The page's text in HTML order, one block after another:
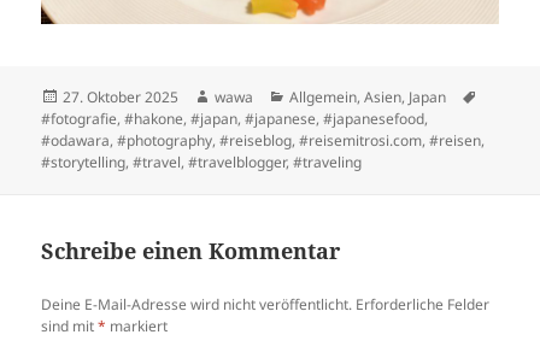
Posted
on
27. Oktober 2025 Author
wawa Categories
Allgemein,Asien, Japan
#fotografie,#hakone,#japan,#japanese,#japanesefood,
#odawara,#photography,#reiseblog,#reisemitrosi.com,#reisen,
#storytelling,#travel,#travelblogger,#traveling
Schreibe einen Kommentar
Deine E-Mail-Adresse wird nicht veröffentlicht. Erforderliche Felder
sind mit* markiert